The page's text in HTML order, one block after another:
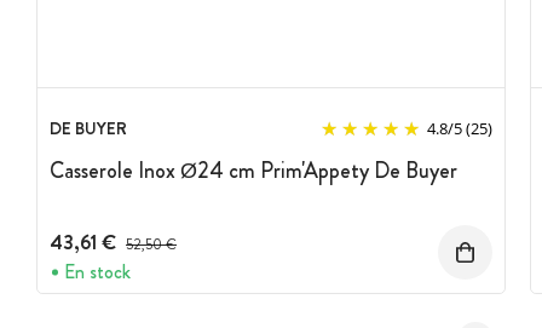
DE BUYER 4.8/5(25)
Casserole Inox Ø24 cm Prim'Appety De Buyer
43,61 € Prix avant réduction :
52,50 €
En stock